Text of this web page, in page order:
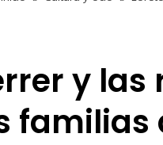
y
familias